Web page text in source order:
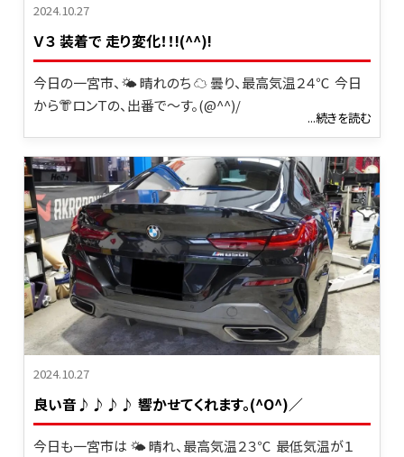
2024.10.27
Ｖ３ 装着で 走り変化！！!(^^)!
今日の一宮市、🌤 晴れのち ☁ 曇り、最高気温２４℃ 今日
から👘ロンＴの、出番で～す。(@^^)/
...続きを読む
2024.10.27
良い音♪♪♪♪ 響かせてくれます。(^O^)／
今日も一宮市は 🌤 晴れ、最高気温２３℃ 最低気温が１